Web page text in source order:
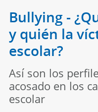
Bullying -
y quién la
escolar?
Así son los
acosado en los
escolar